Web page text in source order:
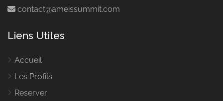
contact@ameissummit.com
Liens Utiles
Accueil
Les Profils
Reserver